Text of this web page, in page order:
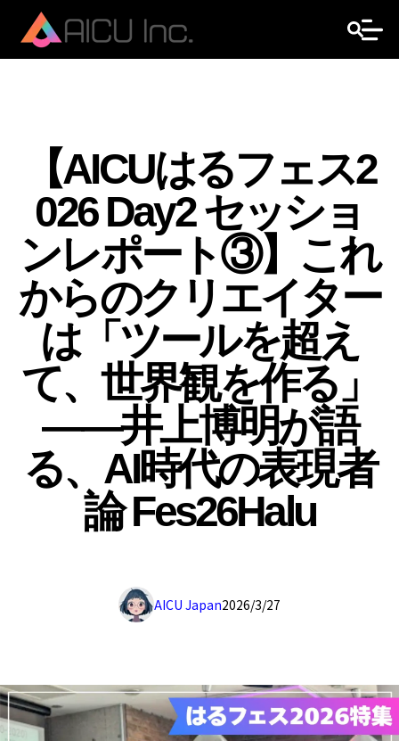
【AICUはるフェス2
026 Day2 セッショ
ンレポート③】これ
からのクリエイター
は「ツールを超え
て、世界観を作る」
——井上博明が語
る、AI時代の表現者
論 Fes26Halu
2026/3/27
AICU Japan